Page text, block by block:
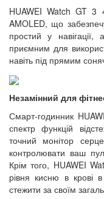
HUAWEI Watch GT 3
AMOLED, що
простий у
приємним для
навіть під прямим
Незамінний для
Смарт-годинник
спектр функцій
точний монітор
контролювати ваш
Крім того, HUAWEI
рівня кисню в крові
стежити за своїм